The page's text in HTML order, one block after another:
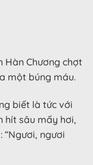
Hàn Chương chợt
một búng máu.
biết là tức với
hít sâu mấy hơi,
ngươi